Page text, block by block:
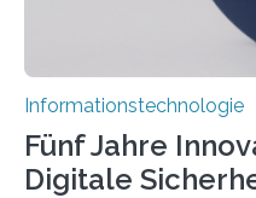
Informationstechnologie
Fünf Jahre
Digitale